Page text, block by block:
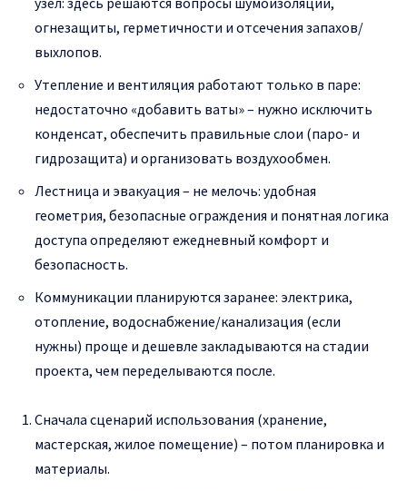
огнезащиты, герметичности и отсечения запахов/
выхлопов.
Утепление и вентиляция работают только в паре:
недостаточно «добавить ваты» – нужно исключить
конденсат, обеспечить правильные слои (паро- и
гидрозащита) и организовать воздухообмен.
Лестница и эвакуация – не мелочь: удобная
геометрия, безопасные ограждения и понятная логика
доступа определяют ежедневный комфорт и
безопасность.
Коммуникации планируются заранее: электрика,
отопление, водоснабжение/канализация (если
нужны) проще и дешевле закладываются на стадии
проекта, чем переделываются после.
Сначала сценарий использования (хранение,
мастерская, жилое помещение) – потом планировка и
материалы.